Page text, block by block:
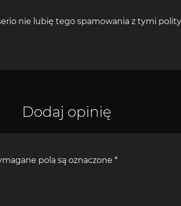
nie lubię tego spamowania z tymi
Dodaj opinię
pola są oznaczone *